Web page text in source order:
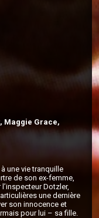
Maggie Grace,
une vie tranquille
de son ex-femme,
Dotzler,
une dernière
son innocence et
pour lui – sa fille.